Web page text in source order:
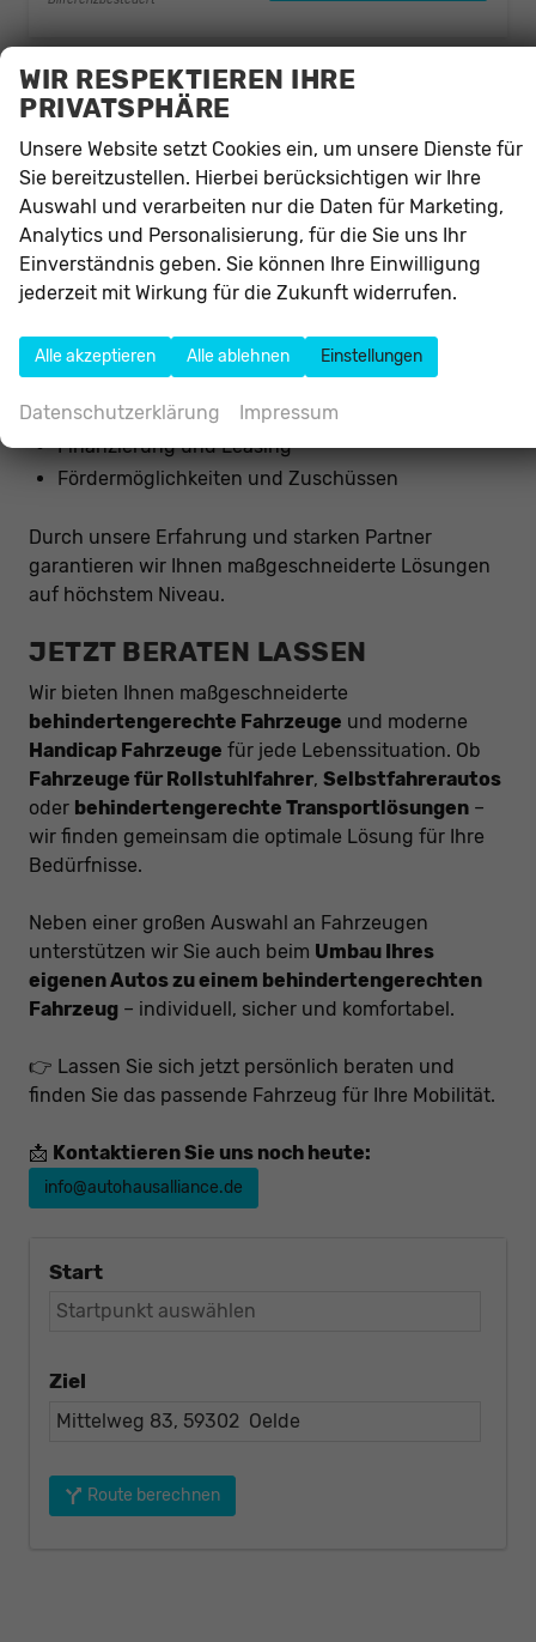
IHR PARTNER FÜR MODERNE
HANDICAP FAHRZEUGE
Als spezialisierter Autohändler sind wir Ihr
Ansprechpartner für hochwertige
behindertengerechte Fahrzeugeund moderne
Handicap Fahrzeuge .
Auswahl des passenden Modells
Individuellen Umbauten und Anpassungen
Finanzierung und Leasing
Fördermöglichkeiten und Zuschüssen
Durch unsere Erfahrung und starken Partner
garantieren wir Ihnen maßgeschneiderte Lösungen
auf höchstem Niveau.
JETZT BERATEN LASSEN
Wir bieten Ihnen maßgeschneiderte
behindertengerechte Fahrzeuge und moderne
Handicap Fahrzeuge für jede Lebenssituation. Ob
Fahrzeuge für Rollstuhlfahrer, Selbstfahrerautos
oder behindertengerechte Transportlösungen –
wir finden gemeinsam die optimale Lösung für Ihre
Bedürfnisse.
Neben einer großen Auswahl an Fahrzeugen
unterstützen wir Sie auch beim Umbau Ihres
eigenen Autos zu einem behindertengerechten
Fahrzeug – individuell, sicher und komfortabel.
👉 Lassen Sie sich jetzt persönlich beraten und
finden Sie das passende Fahrzeug für Ihre Mobilität.
📩 Kontaktieren Sie uns noch heute:
info@autohausalliance.de
Start
Ziel
Route berechnen
WIR RESPEKTIEREN IHRE
PRIVATSPHÄRE
Unsere Website setzt Cookies ein, um unsere Dienste für
Sie bereitzustellen. Hierbei berücksichtigen wir Ihre
Auswahl und verarbeiten nur die Daten für Marketing,
Analytics und Personalisierung, für die Sie uns Ihr
Einverständnis geben. Sie können Ihre Einwilligung
jederzeit mit Wirkung für die Zukunft widerrufen.
Alle akzeptieren Alle ablehnen Einstellungen
Datenschutzerklärung Impressum